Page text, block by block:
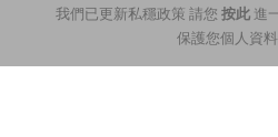
我們已更新私穩政策 請您按此 進
保護您個人資